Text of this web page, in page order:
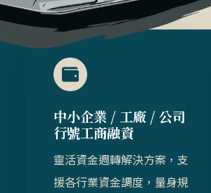
中小企業 / 工廠 / 公司
行號工商融資
靈活資金週轉解決方案，支
援各行業資金調度，量身規